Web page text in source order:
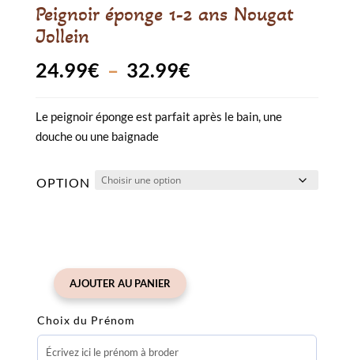
Peignoir éponge 1-2 ans Nougat
Jollein
24.99€ – 32.99€Plage
prix :
Le peignoir éponge est parfait après le bain, une
douche ou une baignade
OPTION
quantité
Peignoir
éponge
AJOUTER AU PANIER
Choix du Prénom